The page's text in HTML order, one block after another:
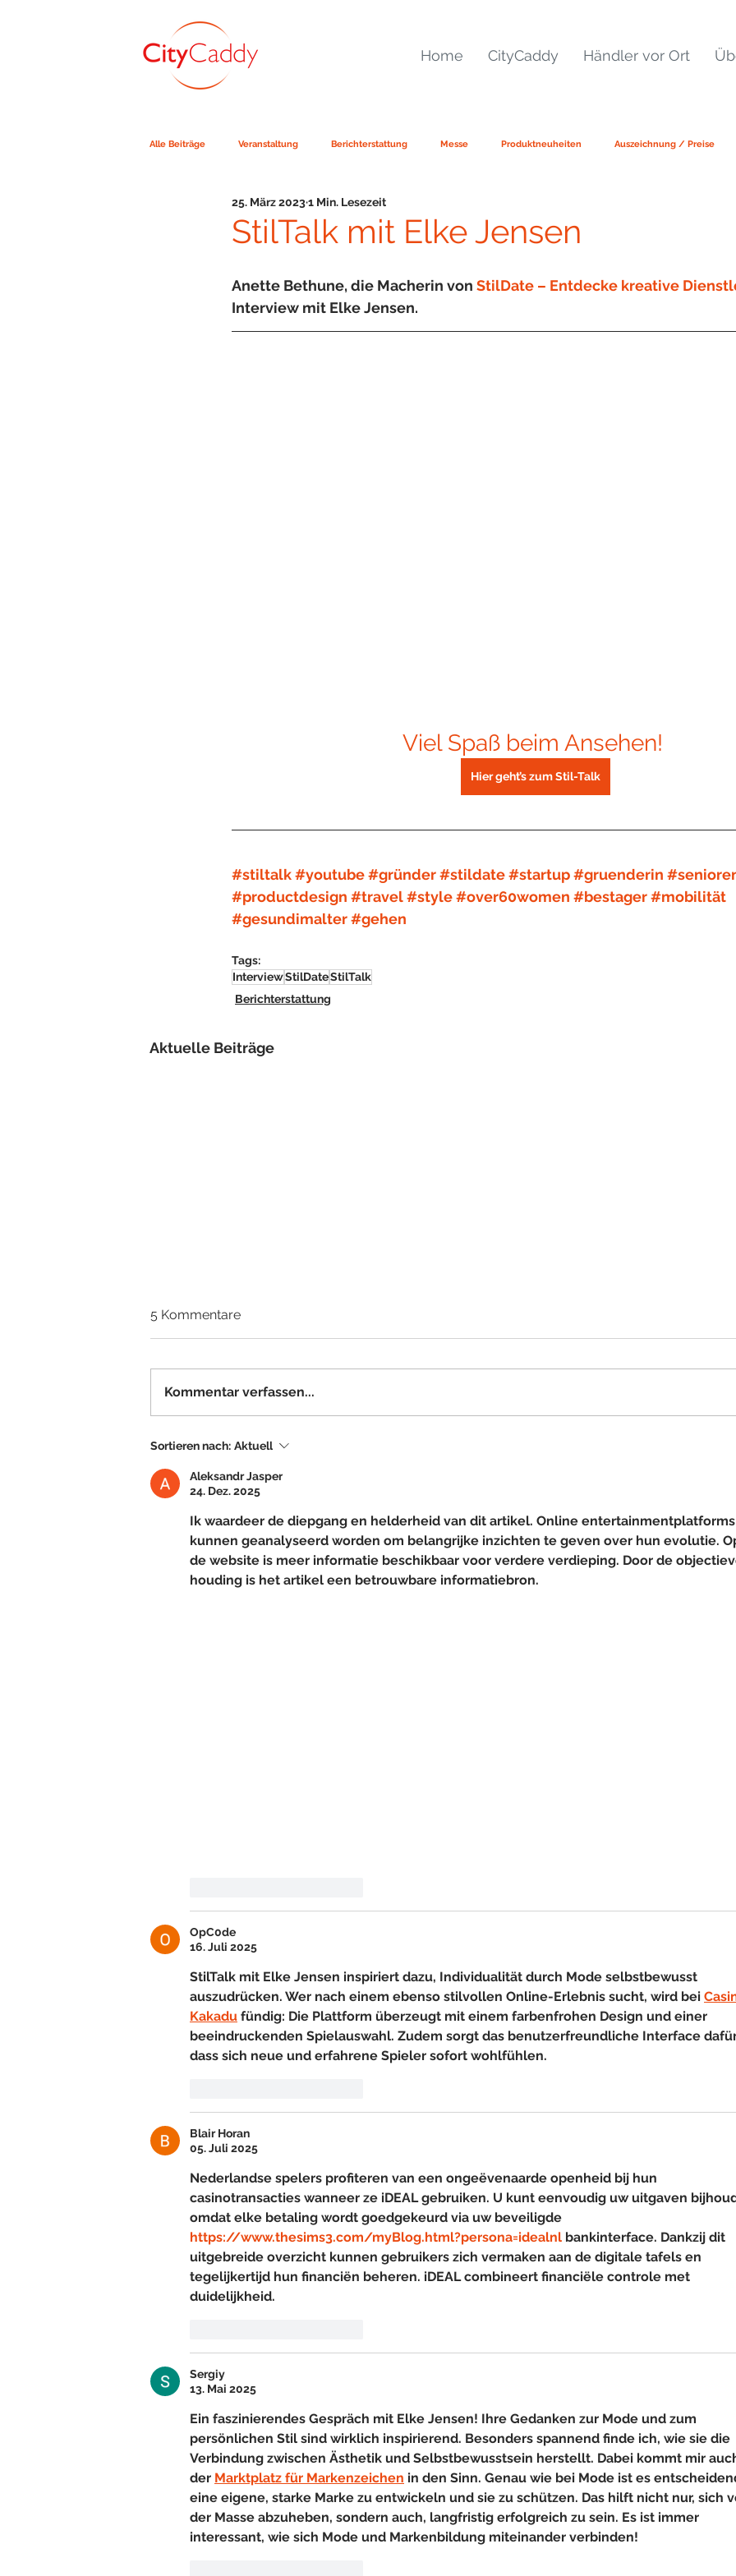
Home CityCaddy Händler vor Ort
Alle Beiträge Veranstaltung Berichterstattung Messe Produktneuheiten Auszeichnung / Preise
StilTalk mit Elke Jensen
25. März 20231 Min. Lesezeit
Anette Bethune, die Macherin von StilDate – Entdecke kreative
Interview mit Elke Jensen.
Viel Spaß beim Ansehen!
Hier geht’s zum Stil-Talk
#stiltalk#youtube#gründer#stildate#startup#gruenderin
#productdesign #travel#style#over60women #bestager#mobilität
#gesundimalter#gehen
Tags:
InterviewStilDateStilTalk
Berichterstattung
Aktuelle Beiträge
noa4 – ein regionaler
zum Interview. Ausstrahlung
folgt.
5 Kommentare
Kommentar verfassen...
Sortieren nach: Aktuell
Aleksandr Jasper
24. Dez. 2025
Ik waardeer de diepgang en helderheid van dit artikel. Online entertainmentplatforms
kunnen geanalyseerd worden om belangrijke inzichten te geven over hun evolutie.
de website is meer informatie beschikbaar voor verdere verdieping. Door de
houding is het artikel een betrouwbare informatiebron.
OpC0de
16. Juli 2025
StilTalk mit Elke Jensen inspiriert dazu, Individualität durch Mode selbstbewusst
auszudrücken. Wer nach einem ebenso stilvollen Online-Erlebnis sucht, wird bei
Kakadu fündig: Die Plattform überzeugt mit einem farbenfrohen Design und einer
beeindruckenden Spielauswahl. Zudem sorgt das benutzerfreundliche Interface
dass sich neue und erfahrene Spieler sofort wohlfühlen.
Blair Horan
05. Juli 2025
Nederlandse spelers profiteren van een ongeëvenaarde openheid bij hun
casinotransacties wanneer ze iDEAL gebruiken. U kunt eenvoudig uw uitgaven
omdat elke betaling wordt goedgekeurd via uw beveiligde
https://www.thesims3.com/myBlog.html?persona=idealnl bankinterface. Dankzij dit
uitgebreide overzicht kunnen gebruikers zich vermaken aan de digitale tafels en
tegelijkertijd hun financiën beheren. iDEAL combineert financiële controle met
duidelijkheid.
Sergiy
13. Mai 2025
Ein faszinierendes Gespräch mit Elke Jensen! Ihre Gedanken zur Mode und zum
persönlichen Stil sind wirklich inspirierend. Besonders spannend finde ich, wie sie die
Verbindung zwischen Ästhetik und Selbstbewusstsein herstellt. Dabei kommt mir
der Marktplatz für Markenzeichen in den Sinn. Genau wie bei Mode ist es
eine eigene, starke Marke zu entwickeln und sie zu schützen. Das hilft nicht nur, sich
der Masse abzuheben, sondern auch, langfristig erfolgreich zu sein. Es ist immer
interessant, wie sich Mode und Markenbildung miteinander verbinden!